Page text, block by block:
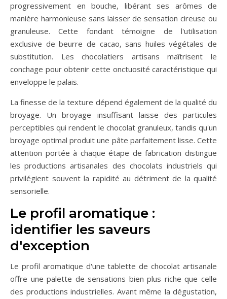
progressivement en bouche, libérant ses arômes de
manière harmonieuse sans laisser de sensation cireuse ou
granuleuse. Cette fondant témoigne de l'utilisation
exclusive de beurre de cacao, sans huiles végétales de
substitution. Les chocolatiers artisans maîtrisent le
conchage pour obtenir cette onctuosité caractéristique qui
enveloppe le palais.
La finesse de la texture dépend également de la qualité du
broyage. Un broyage insuffisant laisse des particules
perceptibles qui rendent le chocolat granuleux, tandis qu'un
broyage optimal produit une pâte parfaitement lisse. Cette
attention portée à chaque étape de fabrication distingue
les productions artisanales des chocolats industriels qui
privilégient souvent la rapidité au détriment de la qualité
sensorielle.
Le profil aromatique :
identifier les saveurs
d'exception
Le profil aromatique d'une tablette de chocolat artisanale
offre une palette de sensations bien plus riche que celle
des productions industrielles. Avant même la dégustation,